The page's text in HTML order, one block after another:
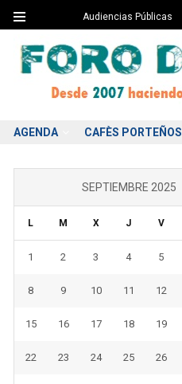
Audiencias Públicas
AGENDA CAFÈS PORTEÑOS
SEPTIEMBRE 2025
L M X J V
1 2 3 4 5
8 9 10 11 12
15 16 17 18 19
22 23 24 25 26